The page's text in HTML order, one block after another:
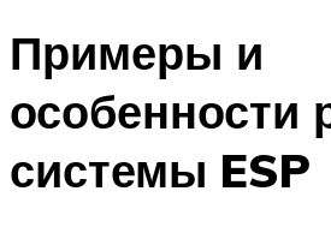
Примеры и
особенности
системы ESP